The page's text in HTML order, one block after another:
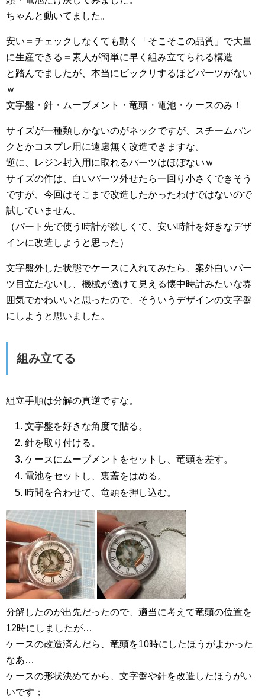
ちゃんと動いてました。
安い＝チェックしなくても動く「そこそこの品質」で大量
に生産できる＝素人が簡単に早く組み立てられる構造
と踏んでましたが、本当にビックリするほどパーツがない
ｗ
文字盤・針・ムーブメント・竜頭・電池・ケースのみ！
サイズが一種類しかないのがネックですが、スチームパン
クとかコスプレ用に遠慮無く改造できますな。
逆に、レジン封入用に取れるパーツはほぼないｗ
サイズの件は、白いパーツ外せたら一回り小さくできそう
ですが、今回はそこまで改造したかったわけではないので
試していません。
（パート先で使う時計が欲しくて、安い時計を好きなデザ
インに改造しようと思った）
文字盤外した状態でケースに入れてみたら、案外白いパー
ツ目立たないし、機械が透けて見える懐中時計みたいな雰
囲気でかわいいと思ったので、そういうデザインの文字盤
にしようと思いました。
組み立てる
組立手順は分解の真逆ですな。
文字盤を好きな角度で貼る。
針を取り付ける。
ケースにムーブメントをセットし、竜頭を差す。
電池をセットし、裏蓋をはめる。
時間を合わせて、竜頭を押し込む。
分解したのが出先だったので、適当に考えて竜頭の位置を
12時にしましたが…
ケースの改造済んだら、竜頭を10時にしたほうがよかった
なあ…
ケースの形状決めてから、文字盤や針を改造したほうがい
いです；